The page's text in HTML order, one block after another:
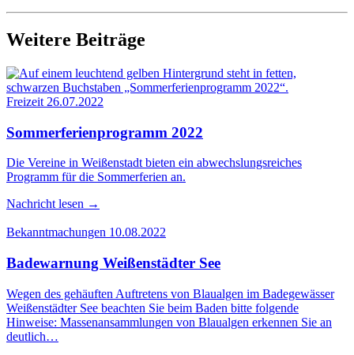
Weitere Beiträge
Freizeit 26.07.2022
Som­mer­fe­ri­en­pro­gramm 2022
Die Vereine in Weißenstadt bieten ein abwechslungsreiches
Programm für die Sommerferien an.
Nachricht lesen →
Bekanntmachungen 10.08.2022
Bade­war­nung Wei­ßen­städ­ter See
Wegen des gehäuften Auftretens von Blaualgen im Badegewässer
Weißenstädter See beachten Sie beim Baden bitte folgende
Hinweise: Massenansammlungen von Blaualgen erkennen Sie an
deutlich…